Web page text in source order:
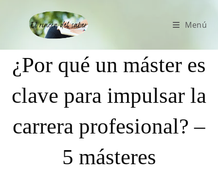
Menú
¿Por qué un máster es
clave para impulsar la
carrera profesional? –
5 másteres